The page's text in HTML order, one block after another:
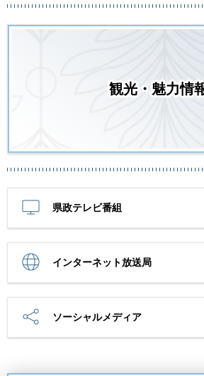
観光・魅力情
県政テレビ番組
インターネット放送局
ソーシャルメディア